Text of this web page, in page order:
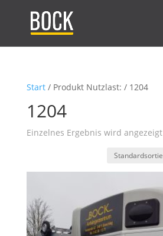
Start/ Produkt Nutzlast: / 1204
1204
Einzelnes Ergebnis wird angezeigt